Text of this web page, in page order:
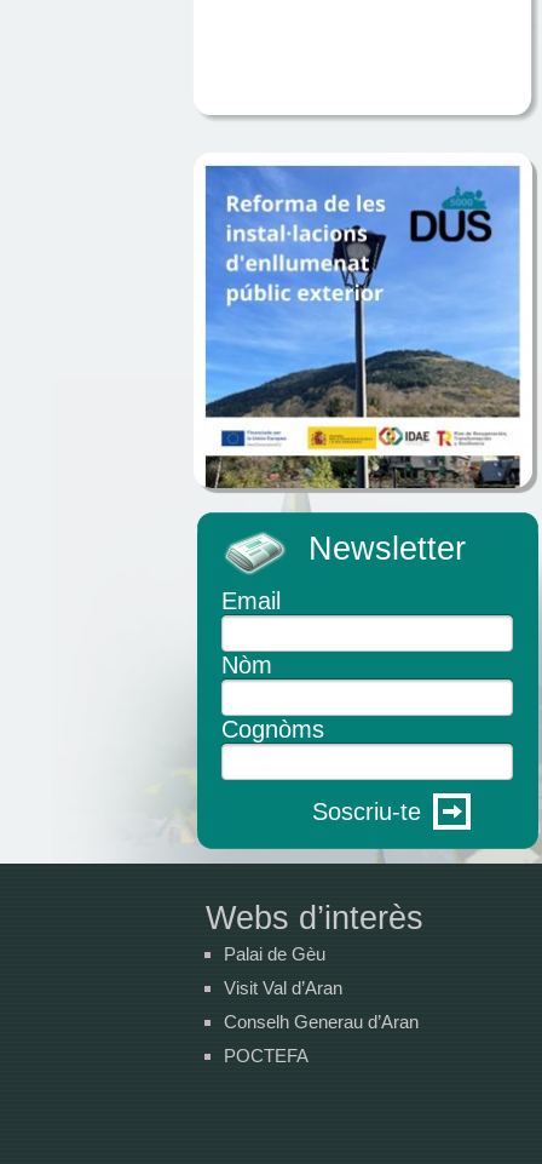
Newsletter
Email
Nòm
Cognòms
Soscriu-te
Webs d’interès
Palai de Gèu
Visit Val d’Aran
Conselh Generau d’Aran
POCTEFA